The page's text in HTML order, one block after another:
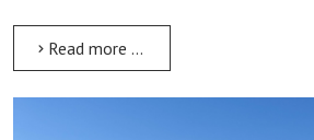
Read more …